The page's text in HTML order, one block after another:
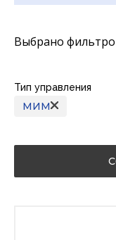
Выбрано
Тип управления
МИМ